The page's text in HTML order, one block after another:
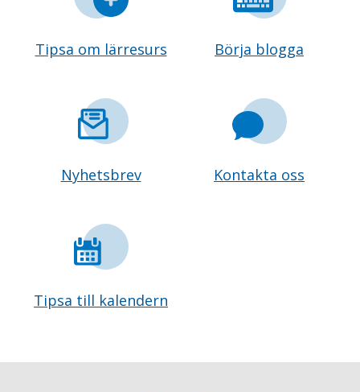
Tipsa om lärresurs Börja blogga
Nyhetsbrev Kontakta oss
Tipsa till kalendern